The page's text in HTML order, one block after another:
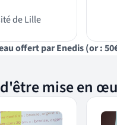
de Lille
offert par Enedis (or :
mise en